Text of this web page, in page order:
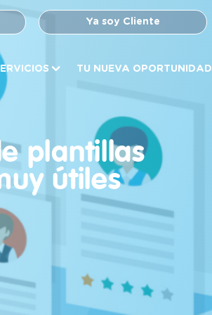
Ya soy Cliente
TU NUEVA OPORTUNIDAD
plantillas
útiles